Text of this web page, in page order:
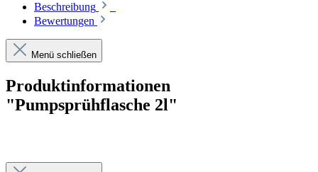
Beschreibung
Bewertungen
Menü schließen
Produktinformationen
"Pumpsprühflasche 2l"